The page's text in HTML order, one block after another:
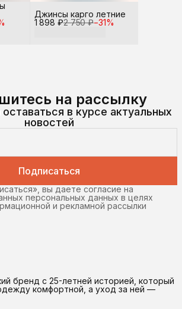
1 898 ₽2 750 ₽−31%
Джинсы карго летние
на рассылку
в курсе актуальных
новостей
Подписаться
вы даете согласие на
персональных данных в целях
и рекламной рассылки
бренд с 25-летней историей, который
комфортной, а уход за ней —